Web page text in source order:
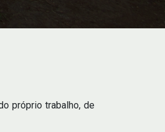
próprio trabalho, de